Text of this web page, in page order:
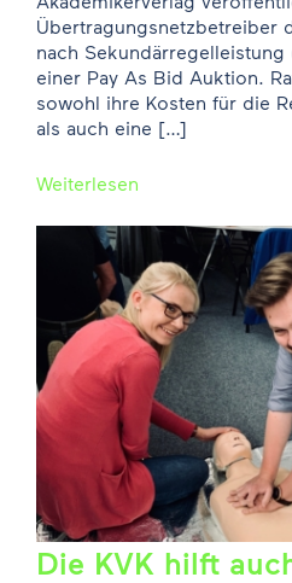
Übertragungsnetzbetreiber
nach
einer Pay As Bid Auktion.
sowohl ihre Kosten für die
als auch eine […]
Weiterlesen
Die KVK hilft